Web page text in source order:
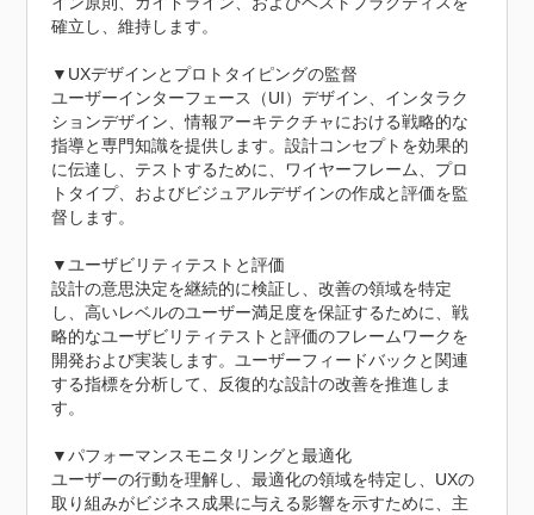
確立し、維持します。
▼UXデザインとプロトタイピングの監督
ユーザーインターフェース（UI）デザイン、インタラク
ションデザイン、情報アーキテクチャにおける戦略的な
指導と専門知識を提供します。設計コンセプトを効果的
に伝達し、テストするために、ワイヤーフレーム、プロ
トタイプ、およびビジュアルデザインの作成と評価を監
督します。
▼ユーザビリティテストと評価
設計の意思決定を継続的に検証し、改善の領域を特定
し、高いレベルのユーザー満足度を保証するために、戦
略的なユーザビリティテストと評価のフレームワークを
開発および実装します。ユーザーフィードバックと関連
する指標を分析して、反復的な設計の改善を推進しま
す。
▼パフォーマンスモニタリングと最適化
ユーザーの行動を理解し、最適化の領域を特定し、UXの
取り組みがビジネス成果に与える影響を示すために、主